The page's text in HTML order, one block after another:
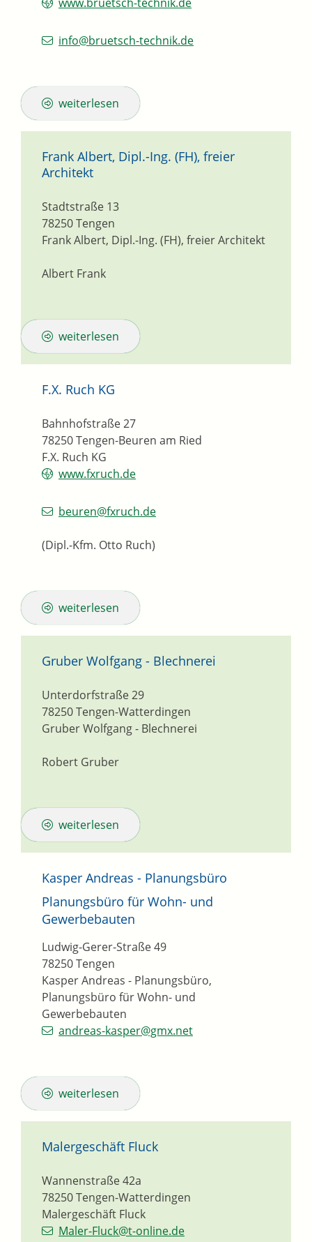
info@bruetsch-technik.de
weiterlesen
Frank Albert, Dipl.-Ing. (FH), freier
Architekt
Frank Albert, Dipl.-Ing. (FH), freier Architekt
Stadtstraße 13
78250Tengen
Albert Frank
weiterlesen
F.X. Ruch KG
F.X. Ruch KG
Bahnhofstraße 27
78250Tengen-Beuren am Ried
www.fxruch.de
beuren@fxruch.de
(Dipl.-Kfm. Otto Ruch)
weiterlesen
Gruber Wolfgang - Blechnerei
Gruber Wolfgang - Blechnerei
Unterdorfstraße 29
78250Tengen-Watterdingen
Robert Gruber
weiterlesen
Kasper Andreas - Planungsbüro
Planungsbüro für Wohn- und
Gewerbebauten
Kasper Andreas - Planungsbüro,
Planungsbüro für Wohn- und
Gewerbebauten
Ludwig-Gerer-Straße 49
78250Tengen
andreas-kasper@gmx.net
weiterlesen
Malergeschäft Fluck
Malergeschäft Fluck
Wannenstraße 42a
78250Tengen-Watterdingen
Maler-Fluck@t-online.de